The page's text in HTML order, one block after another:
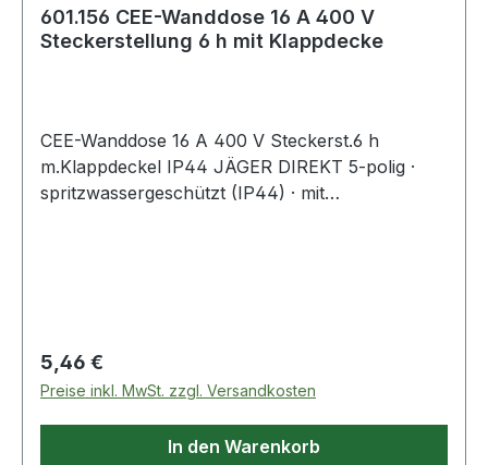
601.156 CEE-Wanddose 16 A 400 V
Steckerstellung 6 h mit Klappdecke
CEE-Wanddose 16 A 400 V Steckerst.6 h
m.Klappdeckel IP44 JÄGER DIREKT 5-polig ·
spritzwassergeschützt (IP44) · mit
Schutzklasse: IP44
Regulärer Preis:
5,46 €
Preise inkl. MwSt. zzgl. Versandkosten
In den Warenkorb